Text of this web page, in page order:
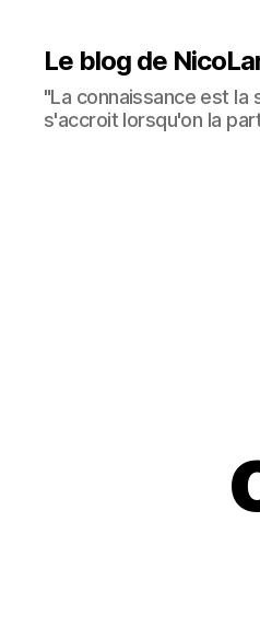
Le blog de
"La connaissance est la
s'accroit lorsqu'on la